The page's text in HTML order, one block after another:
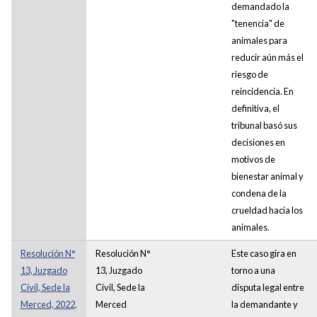
demandado la
"tenencia" de
animales para
reducir aún más el
riesgo de
reincidencia. En
definitiva, el
tribunal basó sus
decisiones en
motivos de
bienestar animal y
condena de la
crueldad hacia los
animales.
Resolución N°
13, Juzgado
Civil, Sede la
Merced, 2022,
Resolución N°
13, Juzgado
Civil, Sede la
Merced
Este caso gira en
torno a una
disputa legal entre
la demandante y